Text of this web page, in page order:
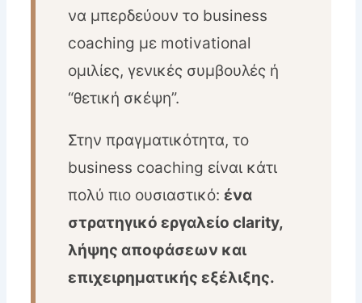
να μπερδεύουν το business
coaching με motivational
ομιλίες, γενικές συμβουλές ή
“θετική σκέψη”.
Στην πραγματικότητα, το
business coaching είναι κάτι
πολύ πιο ουσιαστικό: ένα
στρατηγικό εργαλείο clarity,
λήψης αποφάσεων και
επιχειρηματικής εξέλιξης.